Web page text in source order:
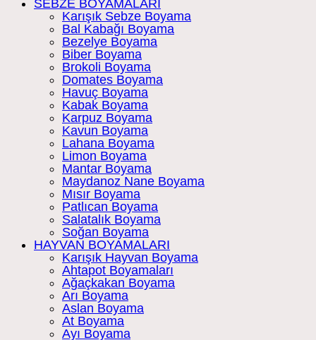
SEBZE BOYAMALARI
Karışık Sebze Boyama
Bal Kabağı Boyama
Bezelye Boyama
Biber Boyama
Brokoli Boyama
Domates Boyama
Havuç Boyama
Kabak Boyama
Karpuz Boyama
Kavun Boyama
Lahana Boyama
Limon Boyama
Mantar Boyama
Maydanoz Nane Boyama
Mısır Boyama
Patlıcan Boyama
Salatalık Boyama
Soğan Boyama
HAYVAN BOYAMALARI
Karışık Hayvan Boyama
Ahtapot Boyamaları
Ağaçkakan Boyama
Arı Boyama
Aslan Boyama
At Boyama
Ayı Boyama